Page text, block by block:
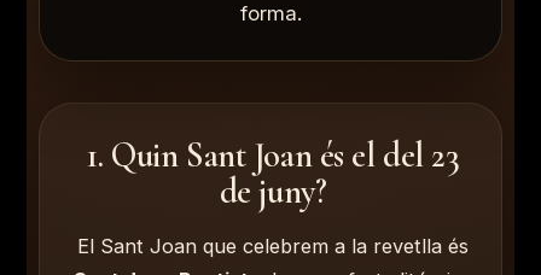
forma.
1. Quin Sant Joan és el del 23
de juny?
El Sant Joan que celebrem a la revetlla és